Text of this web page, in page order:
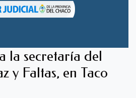
la secretaría del
y Faltas, en Taco